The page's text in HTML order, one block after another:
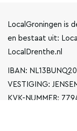
LocalGroningen is
en bestaat uit:
LocalDrenthe.nl
IBAN:
VESTIGING:
KVK-NUMMER: